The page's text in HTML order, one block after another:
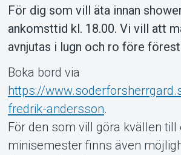
För dig som vill äta innan
ankomsttid kl. 18.00. Vi vill att
avnjutas i lugn och ro före
Boka bord via
https://
fredrik-andersson.
För den som vill göra kvällen till
minisemester finns även